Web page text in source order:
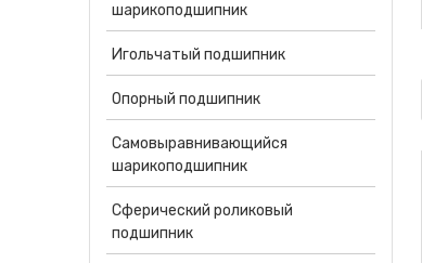
шарикоподшипник
Игольчатый подшипник
Опорный подшипник
Самовыравнивающийся
шарикоподшипник
Сферический роликовый
подшипник